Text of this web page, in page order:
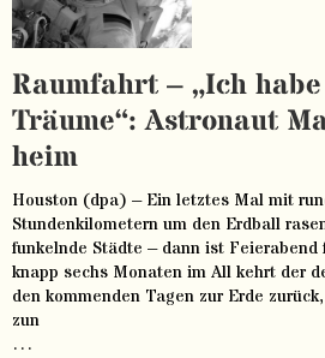
Raumfahrt – „Ich
Träume“: Astronaut
heim
Houston (dpa) – Ein letztes Mal mit
Stundenkilometern um den Erdball
funkelnde Städte – dann ist
knapp sechs Monaten im All kehrt der
den kommenden Tagen zur Erde
zun
…